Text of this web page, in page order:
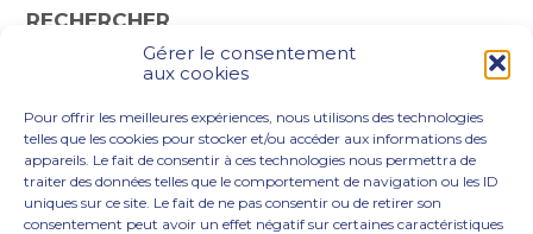
Gérer le consentement
aux cookies
Pour offrir les meilleures expériences, nous utilisons des technologies
telles que les cookies pour stocker et/ou accéder aux informations des
appareils. Le fait de consentir à ces technologies nous permettra de
traiter des données telles que le comportement de navigation ou les ID
uniques sur ce site. Le fait de ne pas consentir ou de retirer son
consentement peut avoir un effet négatif sur certaines caractéristiques
RECHERCHER
Rechercher :